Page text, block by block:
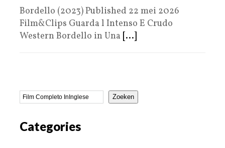
Bordello (2023) Published 22 mei 2026
Film&Clips Guarda l Intenso E Crudo
Western Bordello in Una [...]
Zoeken
Categories